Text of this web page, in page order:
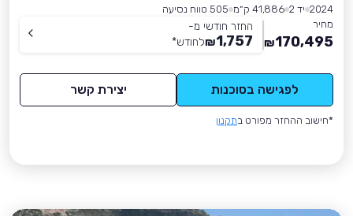
2024 יד 2 41,886 ק״מ
505 טווח נסיעה
מחיר
170,495
₪
החזר חודשי מ-
1,757
₪לחודש*
לפגישה בסוכנות יצירת קשר
*חישוב ההחזר מפורט בתקנון